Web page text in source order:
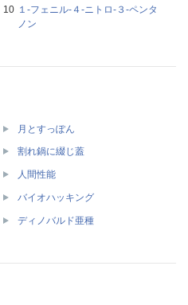
１‐フェニル‐４‐ニトロ‐３‐ペンタ
ノン
月とすっぽん
割れ鍋に綴じ蓋
人間性能
バイオハッキング
ディノバルド亜種